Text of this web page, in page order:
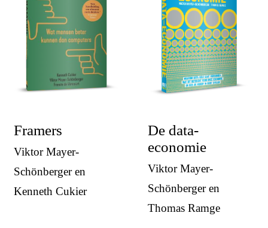
Framers
Viktor Mayer-
Schönberger en
Kenneth Cukier
De data-
economie
Viktor Mayer-
Schönberger en
Thomas Ramge